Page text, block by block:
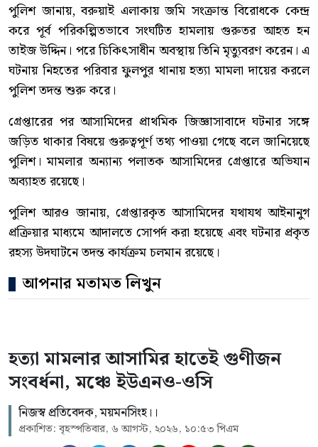
পুলিশ জানায়, বরুয়াই এলাকায় জমি সংক্রান্ত বিরোধকে কেন্দ্র
করে পূর্ব পরিকল্পিতভাবে সংঘটিত হামলায় গুরুতর আহত হন
তাইজ উদ্দিন। পরে চিকিৎসাধীন অবস্থায় তিনি মৃত্যুবরণ করেন। এ
ঘটনায় নিহতের পরিবার ফুলপুর থানায় হত্যা মামলা দায়ের করলে
পুলিশ তদন্ত শুরু করে।
গ্রেপ্তারের পর আসামিদের প্রাথমিক জিজ্ঞাসাবাদে ঘটনার সঙ্গে
জড়িত থাকার বিষয়ে গুরুত্বপূর্ণ তথ্য পাওয়া গেছে বলে জানিয়েছে
পুলিশ। মামলার অন্যান্য পলাতক আসামিদের গ্রেপ্তারে অভিযান
অব্যাহত রয়েছে।
পুলিশ আরও জানায়, গ্রেপ্তারকৃত আসামিদের যথাযথ আইনানুগ
প্রক্রিয়ার মাধ্যমে আদালতে সোপর্দ করা হয়েছে এবং ঘটনার প্রকৃত
রহস্য উদঘাটনে তদন্ত কার্যক্রম চলমান রয়েছে।
আপনার মতামত লিখুন
হত্যা মামলার আসামির হাতেই গুণীজন
সংবর্ধনা, মঞ্চে ইউএনও-ওসি
নিজস্ব প্রতিবেদক, ময়মনসিংহ।।
প্রকাশিত: বৃহস্পতিবার, ৬ আগস্ট, ২০২৬, ১০:৫৩ পিএম